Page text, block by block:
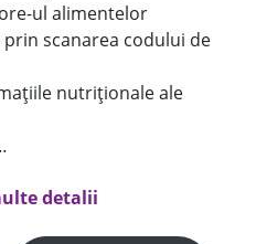
ul alimentelor
scanarea codului de
nutriționale ale
detalii